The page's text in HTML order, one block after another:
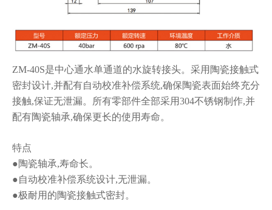
ZM-40S是中心通水单通道的水旋转接头。采用陶瓷接触式
密封设计,并配有自动校准补偿系统,确保陶瓷表面始终充分
接触,保证无泄漏。所有零部件全部采用304不锈钢制作,并
配有陶瓷轴承,确保更长的使用寿命。
特点
●陶瓷轴承,寿命长。
●自动校准补偿系统设计,无泄漏。
●极耐用的陶瓷接触式密封。